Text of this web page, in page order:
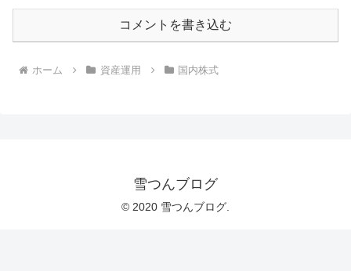
コメントを書き込む
ホーム 資産運用 国内株式
雪つんブログ
© 2020 雪つんブログ.